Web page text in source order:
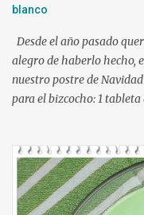
posibl...
blanco
Desde el año pasado
alegro de haberlo hecho,
nuestro postre de
para el bizcocho: 1
levadura química una
300 gr de chocolate
Precalentar el horno a